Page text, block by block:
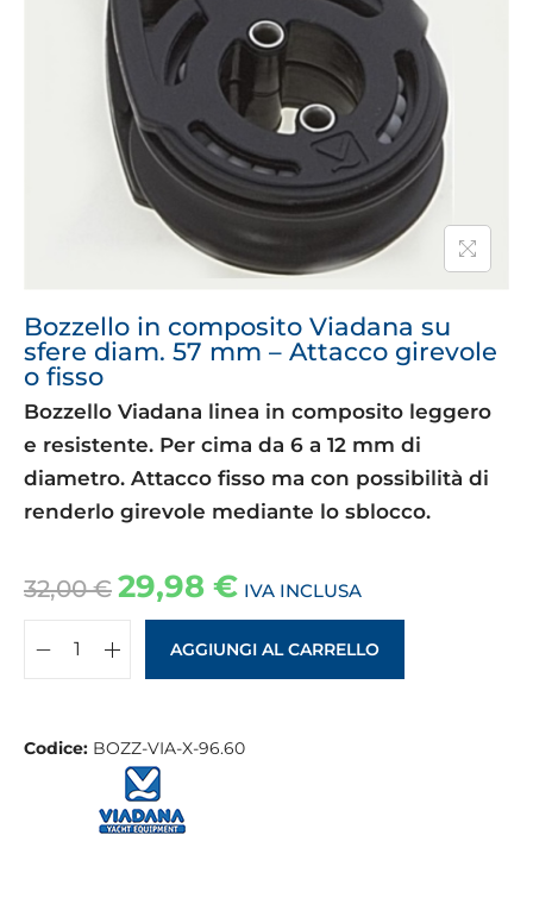
Bozzello in composito Viadana su
sfere diam. 57 mm – Attacco girevole
o fisso
Bozzello Viadana linea in composito leggero
e resistente. Per cima da 6 a 12 mm di
diametro. Attacco fisso ma con possibilità di
renderlo girevole mediante lo sblocco.
32,00€ 29,98 € IVA INCLUSA
AGGIUNGI AL CARRELLO
Codice: BOZZ-VIA-X-96.60